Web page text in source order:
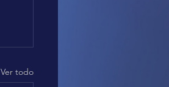
Ver todo